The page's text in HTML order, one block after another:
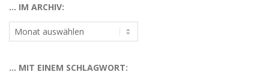
… IM ARCHIV:
…
im
… MIT EINEM SCHLAGWORT: